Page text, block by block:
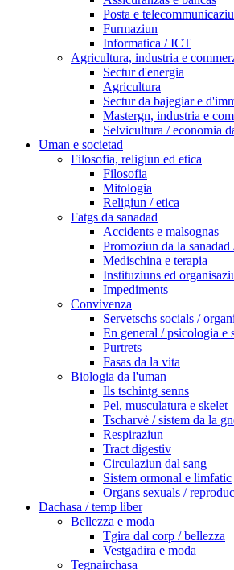
Posta e
Furmaziun
Informatica / ICT
Agricultura, industria e
Sectur d'energia
Agricultura
Sectur da bajegiar e
Mastergn, industria e
Selvicultura / economia
Uman e societad
Filosofia, religiun ed etica
Filosofia
Mitologia
Religiun / etica
Fatgs da sanadad
Accidents e malsognas
Promoziun da la
Medischina e terapia
Instituziuns ed
Impediments
Convivenza
Servetschs socials /
En general / psicologia e
Purtrets
Fasas da la vita
Biologia da l'uman
Ils tschintg senns
Pel, musculatura e skelet
Tscharvè / sistem da la
Respiraziun
Tract digestiv
Circulaziun dal sang
Sistem ormonal e limfatic
Organs sexuals /
Dachasa / temp liber
Bellezza e moda
Tgira dal corp / bellezza
Vestgadira e moda
Tegnairchasa